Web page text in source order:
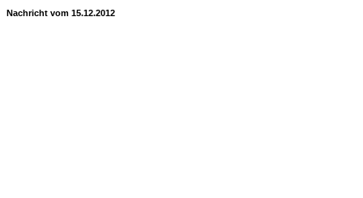
Nachricht vom 15.12.2012